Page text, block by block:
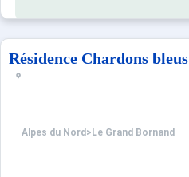
Résidence Chardons bleus
Alpes du Nord > Le Grand Bornand